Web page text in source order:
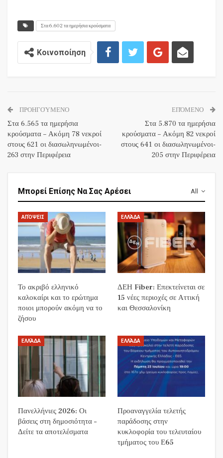
Στα 6.602 τα ημερήσια κρούσματα
Κοινοποίηση
ΠΡΟΗΓΟΎΜΕΝΟ
Στα 6.565 τα ημερήσια
κρούσματα – Ακόμη 78 νεκροί
στους 621 οι διασωληνωμένοι-
263 στην Περιφέρεια
ΕΠΌΜΕΝΟ
Στα 5.870 τα ημερήσια
κρούσματα – Ακόμη 82 νεκροί
στους 641 οι διασωληνωμένοι-
205 στην Περιφέρεια
All
Μπορεί Επίσης Να Σας Αρέσει
ΑΠΌΨΕΙΣ
Το ακριβό ελληνικό
καλοκαίρι και το ερώτημα
ποιοι μπορούν ακόμη να το
ζήσου
ΕΛΛΆΔΑ
ΔΕΗ Fiber: Επεκτείνεται σε
15 νέες περιοχές σε Αττική
και Θεσσαλονίκη
ΕΛΛΆΔΑ
Πανελλήνιες 2026: Οι
βάσεις στη δημοσιότητα –
Δείτε τα αποτελέσματα
ΕΛΛΆΔΑ
Προαναγγελία τελετής
παράδοσης στην
κυκλοφορία του τελευταίου
τμήματος του Ε65